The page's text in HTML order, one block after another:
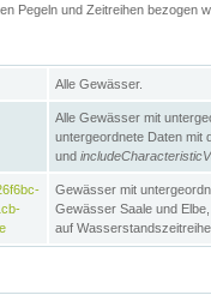
Pegeln und Zeitreihen bezogen
Alle Gewässer.
Alle Gewässer mit
untergeordnete Daten mit
und
Gewässer mit
Gewässer Saale und
auf